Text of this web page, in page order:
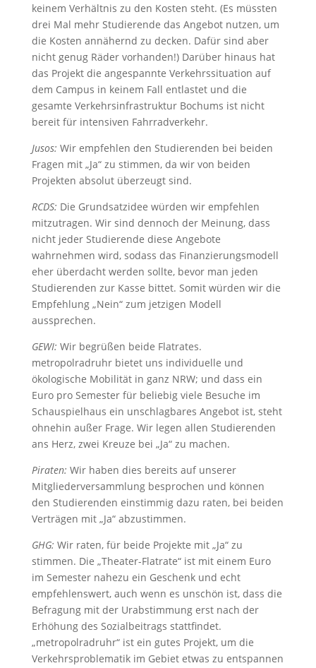
keinem Verhältnis zu den Kosten steht. (Es müssten
drei Mal mehr Studierende das Angebot nutzen, um
die Kosten annähernd zu decken. Dafür sind aber
nicht genug Räder vorhanden!) Darüber hinaus hat
das Projekt die angespannte Verkehrssituation auf
dem Campus in keinem Fall entlastet und die
gesamte Verkehrsinfrastruktur Bochums ist nicht
bereit für intensiven Fahrradverkehr.
Jusos: Wir empfehlen den Studierenden bei beiden
Fragen mit „Ja“ zu stimmen, da wir von beiden
Projekten absolut überzeugt sind.
RCDS: Die Grundsatzidee würden wir empfehlen
mitzutragen. Wir sind dennoch der Meinung, dass
nicht jeder Studierende diese Angebote
wahrnehmen wird, sodass das Finanzierungsmodell
eher überdacht werden sollte, bevor man jeden
Studierenden zur Kasse bittet. Somit würden wir die
Empfehlung „Nein“ zum jetzigen Modell
aussprechen.
GEWI: Wir begrüßen beide Flatrates.
metropolradruhr bietet uns individuelle und
ökologische Mobilität in ganz NRW; und dass ein
Euro pro Semester für beliebig viele Besuche im
Schauspielhaus ein unschlagbares Angebot ist, steht
ohnehin außer Frage. Wir legen allen Studierenden
ans Herz, zwei Kreuze bei „Ja“ zu machen.
Piraten: Wir haben dies bereits auf unserer
Mitgliederversammlung besprochen und können
den Studierenden einstimmig dazu raten, bei beiden
Verträgen mit „Ja“ abzustimmen.
GHG: Wir raten, für beide Projekte mit „Ja“ zu
stimmen. Die „Theater-Flatrate“ ist mit einem Euro
im Semester nahezu ein Geschenk und echt
empfehlenswert, auch wenn es unschön ist, dass die
Befragung mit der Urabstimmung erst nach der
Erhöhung des Sozialbeitrags stattfindet.
„metropolradruhr“ ist ein gutes Projekt, um die
Verkehrsproblematik im Gebiet etwas zu entspannen